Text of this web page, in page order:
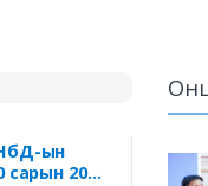
ын
сарын 20-